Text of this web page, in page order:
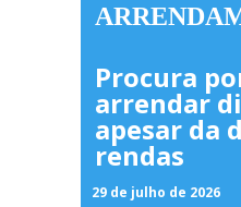
Procura
arrendar
apesar da
rendas
29 de julho de 2026